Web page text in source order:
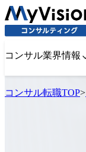
コンサル業界情報
コンサル転職TOP>